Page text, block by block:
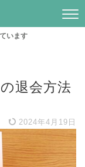
います
退会方法
2024年4月19日